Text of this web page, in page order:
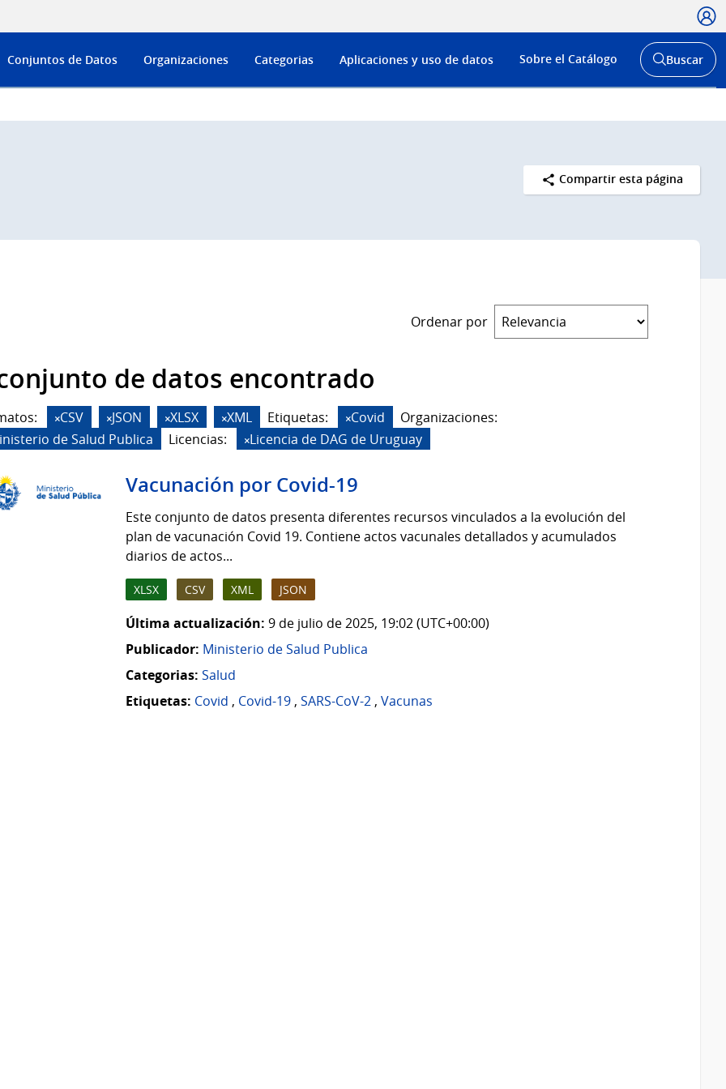
Menú
de
Conjuntos de Datos Organizaciones Categorias Aplicaciones y uso de datos Sobre el Catálogo
Abrir
buscador
Buscar
Compartir esta página
Ordenar por
de datos encontrado
CSV JSON XLSX XML Etiquetas: Covid
Organizaciones:
de Salud Publica
Licencias: Licencia de DAG de Uruguay
Vacunación por Covid-19
Este conjunto de datos presenta diferentes recursos vinculados a la evolución del
plan de vacunación Covid 19. Contiene actos vacunales detallados y acumulados
diarios de actos...
XLSX CSV XML JSON
Última actualización: 9 de julio de 2025, 19:02 (UTC+00:00)
Publicador: Ministerio de Salud Publica
Categorias: Salud
Etiquetas: Covid , Covid-19, SARS-CoV-2, Vacunas